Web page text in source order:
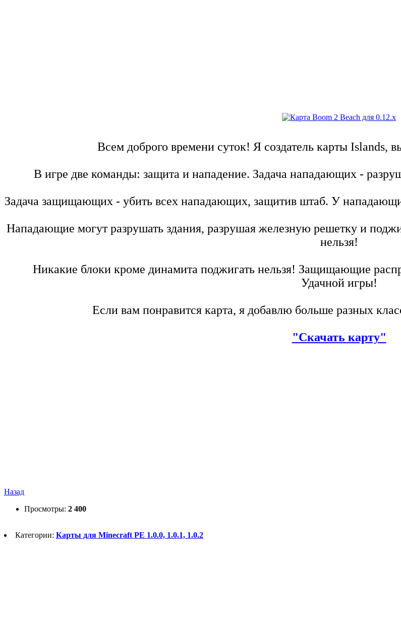
Всем доброго времени суток! Я создатель карты Islands,
В игре две команды: защита и нападение. Задача нападающих -
Задача защищающих - убить всех нападающих, защитив штаб. У
Нападающие могут разрушать здания, разрушая железную решетку и
нельзя!
Никакие блоки кроме динамита поджигать нельзя! Защищающие
Удачной игры!
Если вам понравится карта, я добавлю больше разных
"Скачать карту"
Назад
Просмотры: 2 400
Категории: Карты для Minecraft PE 1.0.0, 1.0.1, 1.0.2